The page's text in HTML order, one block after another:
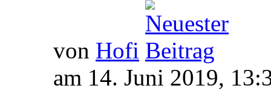
von Hofi
am 14. Juni 2019,